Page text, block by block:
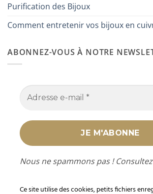
Purification des Bijoux
Comment entretenir vos bijoux en
ABONNEZ-VOUS À NOTRE
Nous ne spammons pas !
Ce site utilise des cookies, petits fichiers